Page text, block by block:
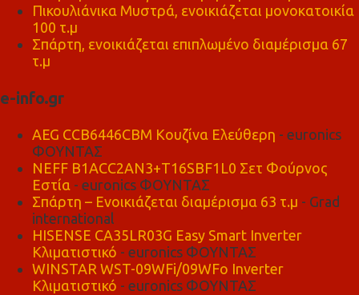
Πικουλιάνικα Μυστρά, ενοικιάζεται μονοκατοικία
100 τ.μ
Σπάρτη, ενοικιάζεται επιπλωμένο διαμέρισμα 67
τ.μ
e-info.gr
AEG CCB6446CBM Κουζίνα Ελεύθερη - euronics
ΦΟΥΝΤΑΣ
NEFF B1ACC2AN3+T16SBF1L0 Σετ Φούρνος
Εστία - euronics ΦΟΥΝΤΑΣ
Σπάρτη – Ενοικιάζεται διαμέρισμα 63 τ.μ - Grad
international
HISENSE CA35LR03G Easy Smart Inverter
Κλιματιστικό - euronics ΦΟΥΝΤΑΣ
WINSTAR WST-09WFi/09WFo Inverter
Κλιματιστικό - euronics ΦΟΥΝΤΑΣ